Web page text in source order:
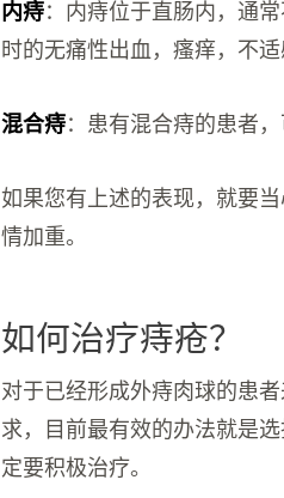
内痔：内痔位于直肠内，通
时的无痛性出血，瘙痒，不适
混合痔：患有混合痔的患者
如果您有上述的表现，就要
情加重。
如何治疗痔疮？
对于已经形成外痔肉球的患
求，目前最有效的办法就是
定要积极治疗。